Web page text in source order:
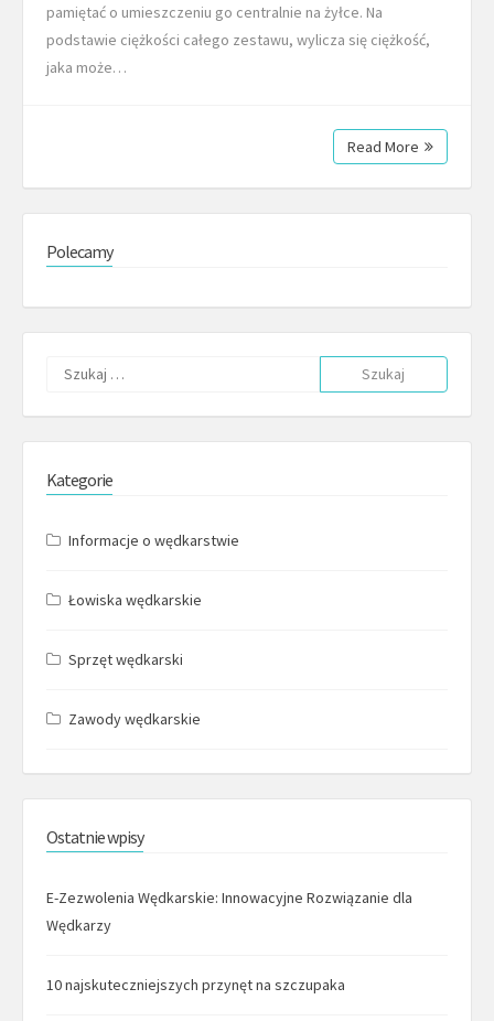
pamiętać o umieszczeniu go centralnie na żyłce. Na
podstawie ciężkości całego zestawu, wylicza się ciężkość,
jaka może…
Read More
Polecamy
Szukaj:
Kategorie
Informacje o wędkarstwie
Łowiska wędkarskie
Sprzęt wędkarski
Zawody wędkarskie
Ostatnie wpisy
E-Zezwolenia Wędkarskie: Innowacyjne Rozwiązanie dla
Wędkarzy
10 najskuteczniejszych przynęt na szczupaka